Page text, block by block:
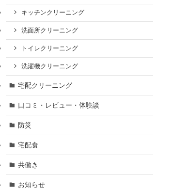
キッチンクリーニング
洗面所クリーニング
トイレクリーニング
洗濯機クリーニング
宅配クリーニング
口コミ・レビュー・体験談
防災
宅配食
共働き
お知らせ